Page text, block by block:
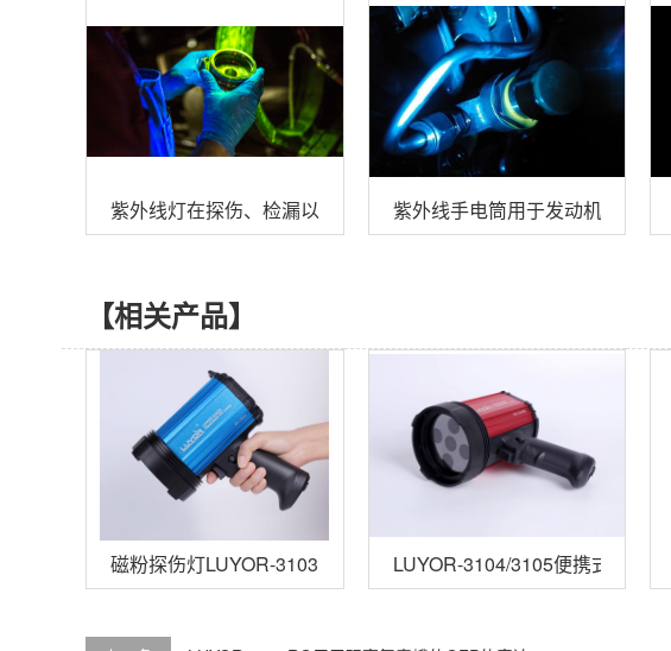
紫外线灯在探伤、检漏以及乳制品等行业的应用紫外线手电筒用于发动机润滑油
【相关产品】
磁粉探伤灯LUYOR-3103P LUYOR-3104/3105便携式LED